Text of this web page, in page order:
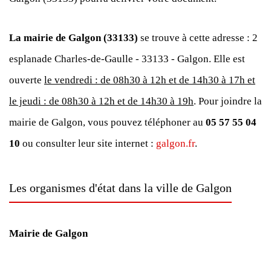
La mairie de Galgon (33133) se trouve à cette adresse : 2
esplanade Charles-de-Gaulle - 33133 - Galgon. Elle est
ouverte le vendredi : de 08h30 à 12h et de 14h30 à 17h et
le jeudi : de 08h30 à 12h et de 14h30 à 19h. Pour joindre la
mairie de Galgon, vous pouvez téléphoner au 05 57 55 04
10 ou consulter leur site internet : galgon.fr.
Les organismes d'état dans la ville de Galgon
Mairie de Galgon